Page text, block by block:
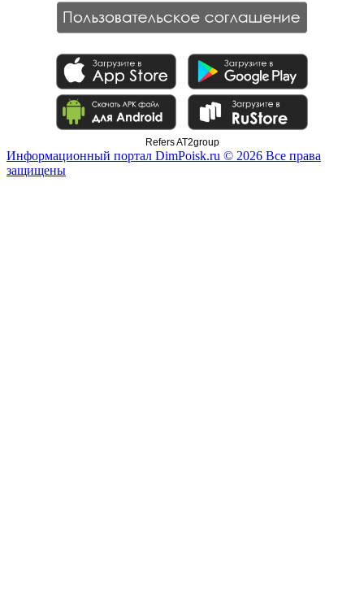
Refers AT2group
Информационный портал DimPoisk.ru © 2026 Все права
защищены